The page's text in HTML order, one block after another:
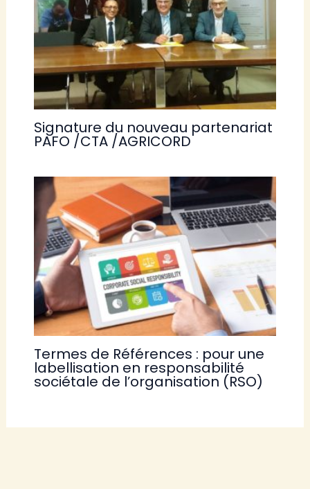
Signature du nouveau partenariat
PAFO /CTA /AGRICORD
Termes de Références : pour une
labellisation en responsabilité
sociétale de l’organisation (RSO)